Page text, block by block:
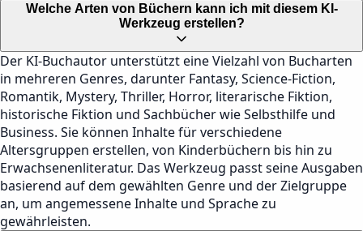
Welche Arten von Büchern kann ich mit diesem KI-
Werkzeug erstellen?
Der KI-Buchautor unterstützt eine Vielzahl von Bucharten
in mehreren Genres, darunter Fantasy, Science-Fiction,
Romantik, Mystery, Thriller, Horror, literarische Fiktion,
historische Fiktion und Sachbücher wie Selbsthilfe und
Business. Sie können Inhalte für verschiedene
Altersgruppen erstellen, von Kinderbüchern bis hin zu
Erwachsenenliteratur. Das Werkzeug passt seine Ausgaben
basierend auf dem gewählten Genre und der Zielgruppe
an, um angemessene Inhalte und Sprache zu
gewährleisten.